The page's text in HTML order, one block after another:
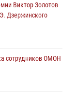
Виктор Золотов
Дзержинского
сотрудников ОМОН